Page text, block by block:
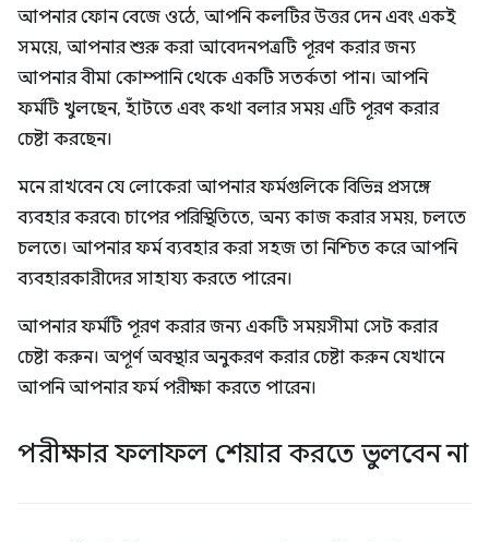
আপনার ফোন বেজে ওঠে, আপনি কলটির উত্তর দেন এবং একই
সময়ে, আপনার শুরু করা আবেদনপত্রটি পূরণ করার জন্য
আপনার বীমা কোম্পানি থেকে একটি সতর্কতা পান। আপনি
ফর্মটি খুলছেন, হাঁটতে এবং কথা বলার সময় এটি পূরণ করার
চেষ্টা করছেন।
মনে রাখবেন যে লোকেরা আপনার ফর্মগুলিকে বিভিন্ন প্রসঙ্গে
ব্যবহার করবে৷ চাপের পরিস্থিতিতে, অন্য কাজ করার সময়, চলতে
চলতে। আপনার ফর্ম ব্যবহার করা সহজ তা নিশ্চিত করে আপনি
ব্যবহারকারীদের সাহায্য করতে পারেন।
আপনার ফর্মটি পূরণ করার জন্য একটি সময়সীমা সেট করার
চেষ্টা করুন। অপূর্ণ অবস্থার অনুকরণ করার চেষ্টা করুন যেখানে
আপনি আপনার ফর্ম পরীক্ষা করতে পারেন।
পরীক্ষার ফলাফল শেয়ার করতে ভুলবেন না